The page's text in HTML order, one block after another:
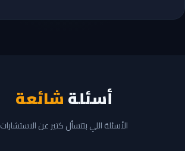
أسئلةشائعة
الأسئلة اللي بتتسأل كتير عن الاستشارات